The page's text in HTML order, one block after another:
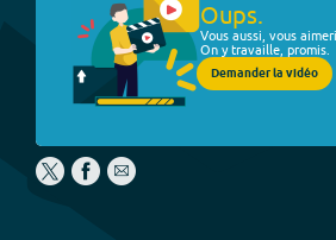
Oups.
Vous aussi, vous
On y travaille, promis.
Demander la vidéo